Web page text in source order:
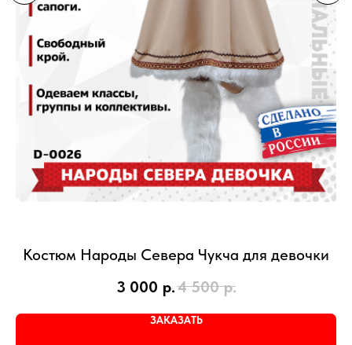
Костюм Народы Севера Чукча для девочки
3 000 р.4 500 р.
ЗАКАЗАТЬ